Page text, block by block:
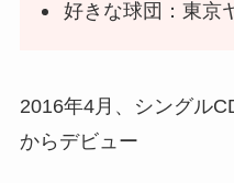
好きな球団：東京
2016年4月、シングル
からデビュー